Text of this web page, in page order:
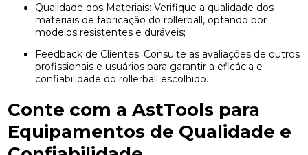
Qualidade dos Materiais: Verifique a qualidade dos
materiais de fabricação do rollerball, optando por
modelos resistentes e duráveis;
Feedback de Clientes: Consulte as avaliações de outros
profissionais e usuários para garantir a eficácia e
confiabilidade do rollerball escolhido.
Conte com a AstTools para
Equipamentos de Qualidade e